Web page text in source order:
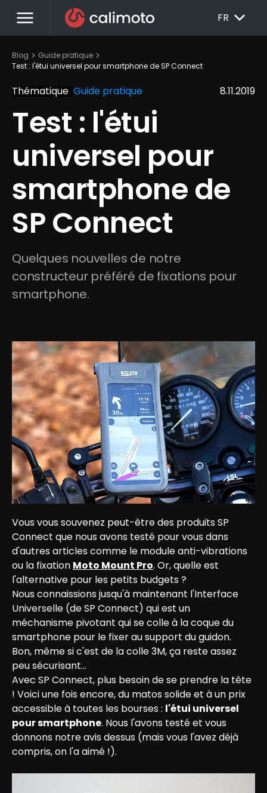
menu FR EXPAND_MORE
Blog chevron_right Guide pratique chevron_right
Test : l'étui universel pour smartphone de SP Connect
Thématique Guide pratique 8.11.2019
Test : l'étui
universel pour
smartphone de
SP Connect
Quelques nouvelles de notre
constructeur préféré de fixations pour
smartphone.
Vous vous souvenez peut-être des produits SP
Connect que nous avons testé pour vous dans
d'autres articles comme le module anti-vibrations
ou la fixation Moto Mount Pro. Or, quelle est
l'alternative pour les petits budgets ?
Nous connaissions jusqu'à maintenant l'Interface
Universelle (de SP Connect) qui est un
méchanisme pivotant qui se colle à la coque du
smartphone pour le fixer au support du guidon.
Bon, même si c'est de la colle 3M, ça reste assez
peu sécurisant…
Avec SP Connect, plus besoin de se prendre la tête
! Voici une fois encore, du matos solide et à un prix
accessible à toutes les bourses : l'étui universel
pour smartphone. Nous l'avons testé et vous
donnons notre avis dessus (mais vous l'avez déjà
compris, on l'a aimé !).